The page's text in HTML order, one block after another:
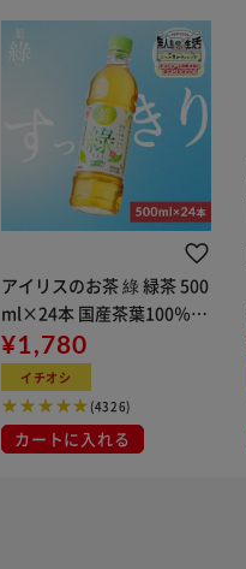
アイリスのお茶 綠 緑茶 500
ml×24本 国産茶葉100％使
用
¥1,780
イチオシ
(4326)
カートに入れる